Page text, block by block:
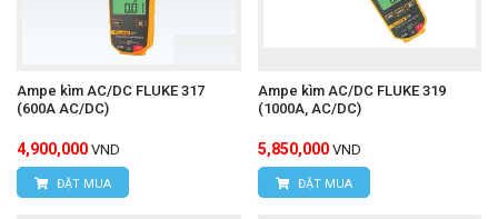
Ampe kìm AC/DC FLUKE 317
(600A AC/DC)
4,900,000 VND
ĐẶT MUA
Ampe kìm AC/DC FLUKE 319
(1000A, AC/DC)
5,850,000 VND
ĐẶT MUA